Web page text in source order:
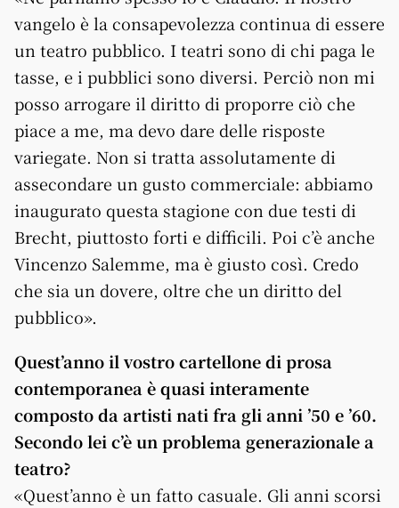
vangelo è la consapevolezza continua di essere
un teatro pubblico. I teatri sono di chi paga le
tasse, e i pubblici sono diversi. Perciò non mi
posso arrogare il diritto di proporre ciò che
piace a me, ma devo dare delle risposte
variegate. Non si tratta assolutamente di
assecondare un gusto commerciale: abbiamo
inaugurato questa stagione con due testi di
Brecht, piuttosto forti e difficili. Poi c’è anche
Vincenzo Salemme, ma è giusto così. Credo
che sia un dovere, oltre che un diritto del
pubblico».
Quest’anno il vostro cartellone di prosa
contemporanea è quasi interamente
composto da artisti nati fra gli anni ’50 e ’60.
Secondo lei c’è un problema generazionale a
teatro?
«Quest’anno è un fatto casuale. Gli anni scorsi